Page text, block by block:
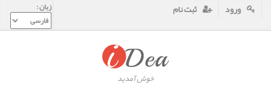
زبان : ورود ثبت نام
خوش آمدید